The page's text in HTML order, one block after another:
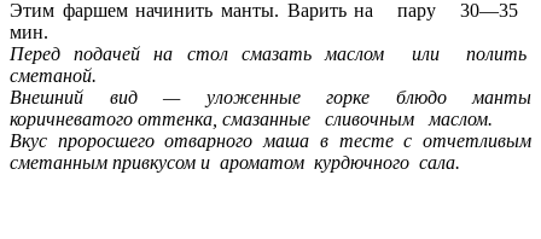
Этим фаршем начинить манты. Варить на пару 30—35
мин.
Перед подачей на стол смазать маслом или полить
сметаной.
Внешний вид — уложенные горке блюдо манты
коричневатого оттенка, смазанные сливочным маслом.
Вкус проросшего отварного маша в тесте с отчетливым
сметанным привкусом и ароматом курдючного сала.